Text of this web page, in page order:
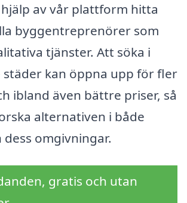
av vår plattform hitta
byggentreprenörer som
tjänster. Att söka i
kan öppna upp för fler
ibland även bättre priser, så
alternativen i både
dess omgivningar.
gratis och utan